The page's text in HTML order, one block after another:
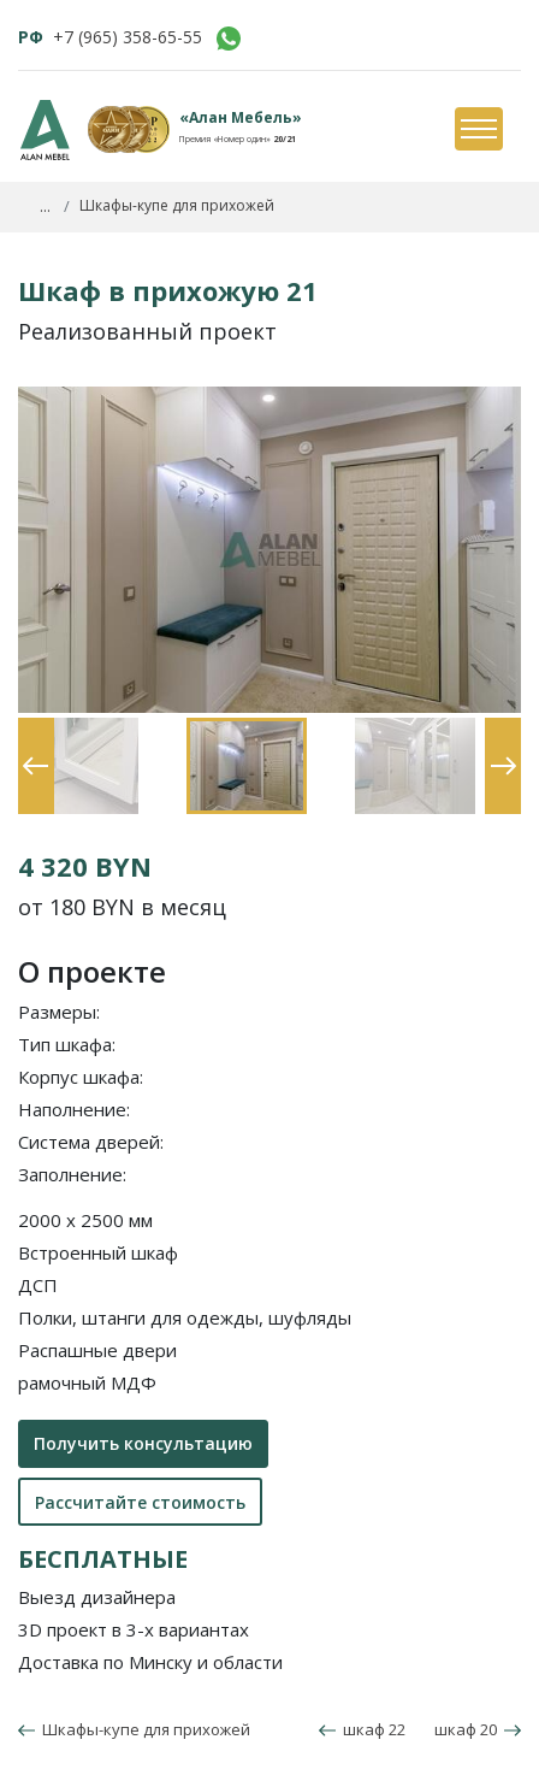
РФ +7 (965) 358-65-55
«Алан Мебель»
Премия «Номер один» 20/21
... Шкафы-купе для прихожей
Шкаф в прихожую 21
Реализованный проект
4 320 BYN
от 180 BYN в месяц
О проекте
Размеры:
Тип шкафа:
Корпус шкафа:
Наполнение:
Система дверей:
Заполнение:
2000 x 2500 мм
Встроенный шкаф
ДСП
Полки, штанги для одежды, шуфляды
Распашные двери
рамочный МДФ
Получить консультацию
Рассчитайте стоимость
БЕСПЛАТНЫЕ
Выезд дизайнера
3D проект в 3-х вариантах
Доставка по Минску и области
Шкафы-купе для прихожей шкаф 22 шкаф 20